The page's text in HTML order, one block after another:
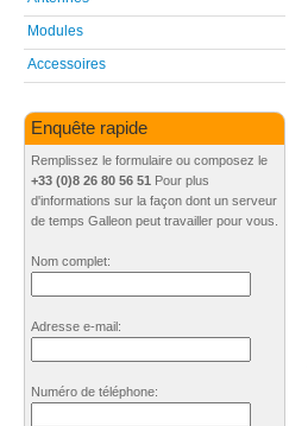
Modules
Accessoires
Enquête rapide
Remplissez le formulaire ou composez le
+33 (0)8 26 80 56 51 Pour plus
d'informations sur la façon dont un serveur
de temps Galleon peut travailler pour vous.
Nom complet:
Adresse e-mail:
Numéro de téléphone: